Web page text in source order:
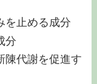
を止める成分
分
陳代謝を促進す